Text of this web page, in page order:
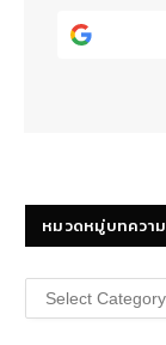
หมวดหมู่บทความ
หมวด
หมู่